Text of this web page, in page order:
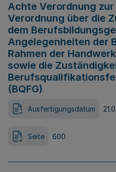
Achte Verordnung
Verordnung über die
dem
Angelegenheiten der
Rahmen der
sowie die
(BQFG)
Ausfertigungsdatum
Seite 600